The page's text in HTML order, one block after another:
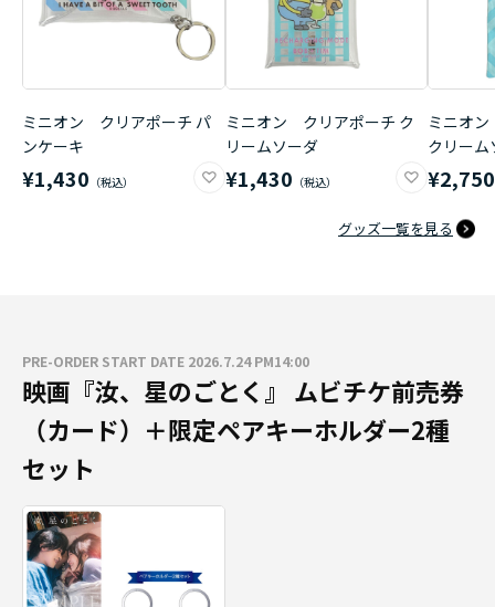
ミニオン クリアポーチ パ
ンケーキ
¥1,430
ミニオン クリアポーチ ク
リームソーダ
¥1,430
ミニオ
クリーム
¥2,750
グッズ一覧を見る
PRE-ORDER START DATE 2026.7.24 PM14:00
映画『汝、星のごとく』 ムビチケ前売券
（カード）＋限定ペアキーホルダー2種
セット